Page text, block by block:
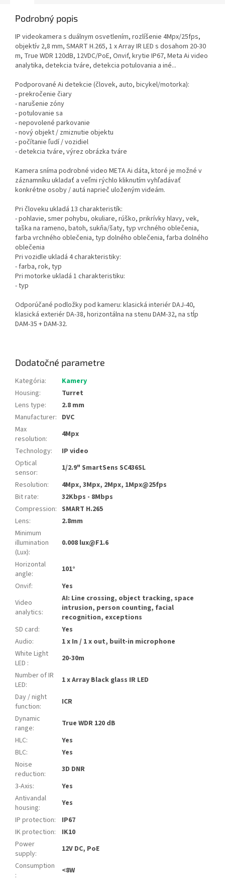
Podrobný popis
IP videokamera s duálnym osvetlením, rozlíšenie 4Mpx/25fps,
objektív 2,8 mm, SMART H.265, 1 x Array IR LED s dosahom 20-30
m, True WDR 120dB, 12VDC/PoE, Onvif, krytie IP67, Meta Ai video
analytika, detekcia tváre, detekcia potulovania a iné...
Podporované Ai detekcie (človek, auto, bicykel/motorka):
- prekročenie čiary
- narušenie zóny
- potulovanie sa
- nepovolené parkovanie
- nový objekt / zmiznutie objektu
- počítanie ľudí / vozidiel
- detekcia tváre, výrez obrázka tváre
Kamera sníma podrobné video META Ai dáta, ktoré je možné v
záznamníku ukladať a veľmi rýchlo kliknutím vyhľadávať
konkrétne osoby / autá naprieč uloženým videám.
Pri človeku ukladá 13 charakteristík:
- pohlavie, smer pohybu, okuliare, rúško, prikrívky hlavy, vek,
taška na rameno, batoh, sukňa/šaty, typ vrchného oblečenia,
farba vrchného oblečenia, typ dolného oblečenia, farba dolného
oblečenia
Pri vozidle ukladá 4 charakteristiky:
- farba, rok, typ
Pri motorke ukladá 1 charakteristiku:
- typ
Odporúčané podložky pod kameru: klasická interiér DAJ-40,
klasická exteriér DA-38, horizontálna na stenu DAM-32, na stĺp
DAM-35 + DAM-32.
Dodatočné parametre
Kategória:
Kamery
Housing:
Turret
Lens type:
2.8 mm
Manufacturer: DVC
Max
resolution:
4Mpx
Technology:
IP video
Optical
sensor:
1/2.9" SmartSens SC436SL
Resolution:
4Mpx, 3Mpx, 2Mpx, 1Mpx@25fps
Bit rate:
32Kbps - 8Mbps
Compression: SMART H.265
Lens:
2.8mm
Minimum
illumination
(Lux):
0.008 lux@F1.6
Horizontal
angle:
101°
Onvif:
Yes
Video
analytics:
AI: Line crossing, object tracking, space
intrusion, person counting, facial
recognition, exceptions
SD card:
Yes
Audio:
1 x In / 1 x out, built-in microphone
White Light
LED :
20-30m
Number of IR
LED:
1 x Array Black glass IR LED
Day / night
function:
ICR
Dynamic
range:
True WDR 120 dB
HLC:
Yes
BLC:
Yes
Noise
reduction:
3D DNR
3-Axis:
Yes
Antivandal
housing:
Yes
IP protection:
IP67
IK protection:
IK10
Power
supply:
12V DC, PoE
Consumption
:
<8W